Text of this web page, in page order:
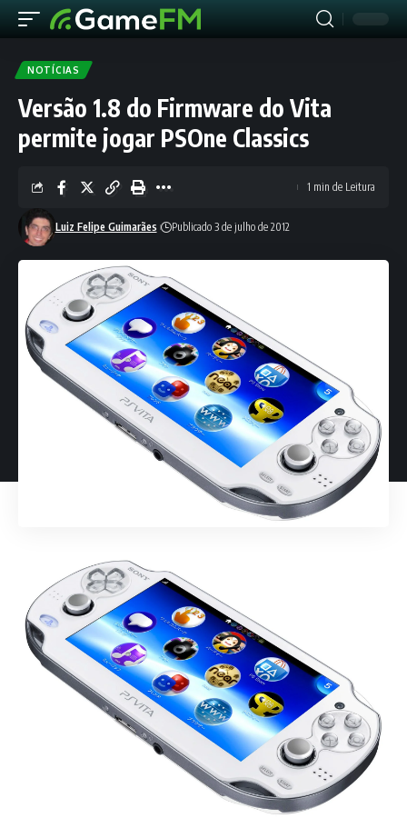
NOTÍCIAS
Versão 1.8 do Firmware do Vita
permite jogar PSOne Classics
Luiz Felipe Guimarães Publicado 3 de julho de 2012
1 min de Leitura